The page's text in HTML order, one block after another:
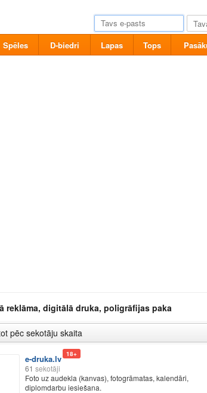
Spēles D-biedri Lapas Tops
reklāma, digitālā druka, poligrāfijas paka
e-druka.lv 18+
61 sekotāji
Foto uz audekla (kanvas), fotogrāmatas, kalendāri,
diplomdarbu iesiešana.